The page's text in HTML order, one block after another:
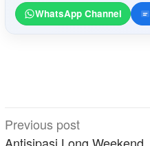
WhatsApp Channel
Post
Previous post
Antisipasi Long Weekend,